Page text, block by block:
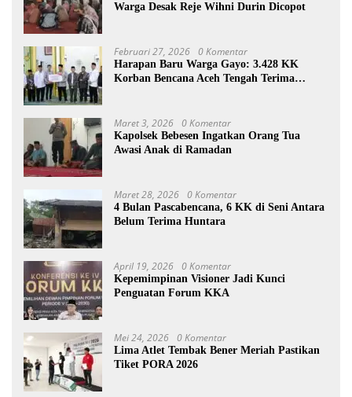
Warga Desak Reje Wihni Durin Dicopot
Februari 27, 2026 0 Komentar
Harapan Baru Warga Gayo: 3.428 KK
Korban Bencana Aceh Tengah Terima
Maret 3, 2026 0 Komentar
Kapolsek Bebesen Ingatkan Orang Tua
Awasi Anak di Ramadan
Maret 28, 2026 0 Komentar
4 Bulan Pascabencana, 6 KK di Seni Antara
Belum Terima Huntara
April 19, 2026 0 Komentar
Kepemimpinan Visioner Jadi Kunci
Penguatan Forum KKA
Mei 24, 2026 0 Komentar
Lima Atlet Tembak Bener Meriah Pastikan
Tiket PORA 2026